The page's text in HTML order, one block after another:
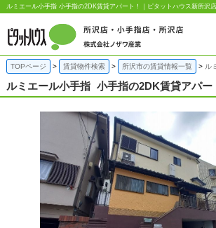
ルミエール小手指 小手指の2DK賃貸アパート！｜ピタットハウス新所沢
TOPページ 賃貸物件検索 所沢市の賃貸情報一覧 ル
ルミエール小手指 小手指の2DK賃貸アパー